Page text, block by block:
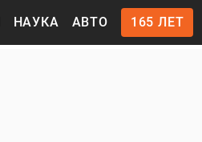
НАУКА АВТО 165 ЛЕТ